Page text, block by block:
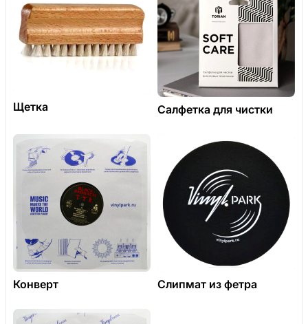
Щетка Салфетка для чистки
Конверт Слипмат из фетра